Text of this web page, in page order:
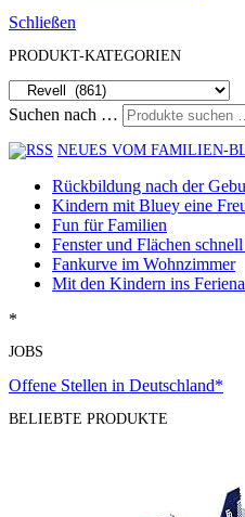
Schließen
PRODUKT-KATEGORIEN
Suchen nach …
NEUES VOM FAMILIEN-
Rückbildung nach der
Kindern mit Bluey eine
Fun für Familien
Fenster und Flächen
Fankurve im Wohnzimmer
Mit den Kindern ins
*
JOBS
Offene Stellen in Deutschland*
BELIEBTE PRODUKTE